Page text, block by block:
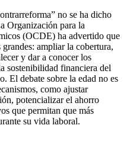
no se ha dicho
Organización para la
(OCDE) ha advertido que
ampliar la cobertura,
y dar a conocer los
sostenibilidad financiera del
El debate sobre la edad no es
como ajustar
potencializar el ahorro
que permitan que más
su vida laboral.